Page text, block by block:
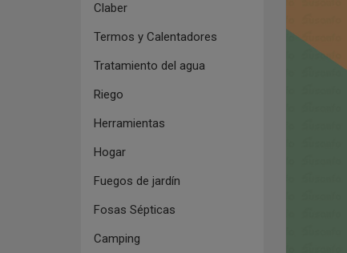
Claber
Termos y Calentadores
Tratamiento del agua
Riego
Herramientas
Hogar
Fuegos de jardín
Fosas Sépticas
Camping